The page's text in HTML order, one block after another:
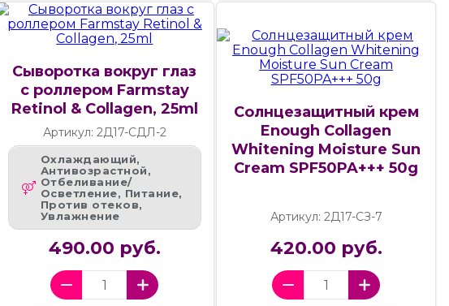
Сыворотка вокруг глаз
с роллером Farmstay
Retinol & Collagen, 25ml
Артикул: 2Д17-СДЛ-2
Охлаждающий,
Антивозрастной,
Отбеливание/
Осветление, Питание,
Против отеков,
Увлажнение
490.00 руб.
Солнцезащитный крем
Enough Collagen
Whitening Moisture Sun
Cream SPF50PA+++ 50g
Артикул: 2Д17-СЗ-7
420.00 руб.